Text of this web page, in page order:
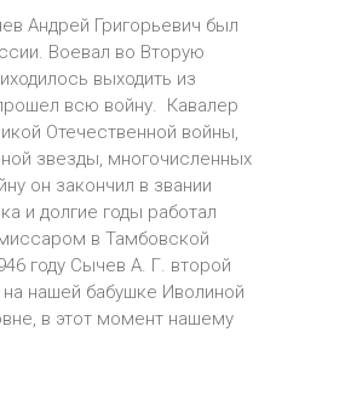
Андрей Григорьевич был
Воевал во Вторую
выходить из
всю войну. Кавалер
Отечественной войны,
звезды, многочисленных
он закончил в звании
и долгие годы работал
в Тамбовской
году Сычев А. Г. второй
нашей бабушке Иволиной
в этот момент нашему